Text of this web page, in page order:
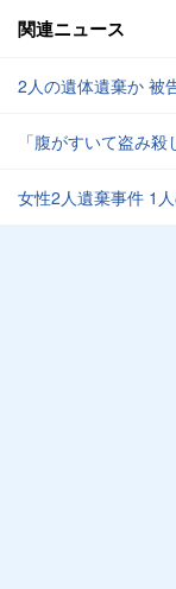
関連ニュース
2人の遺体遺棄か 被
「腹がすいて盗み
女性2人遺棄事件 1